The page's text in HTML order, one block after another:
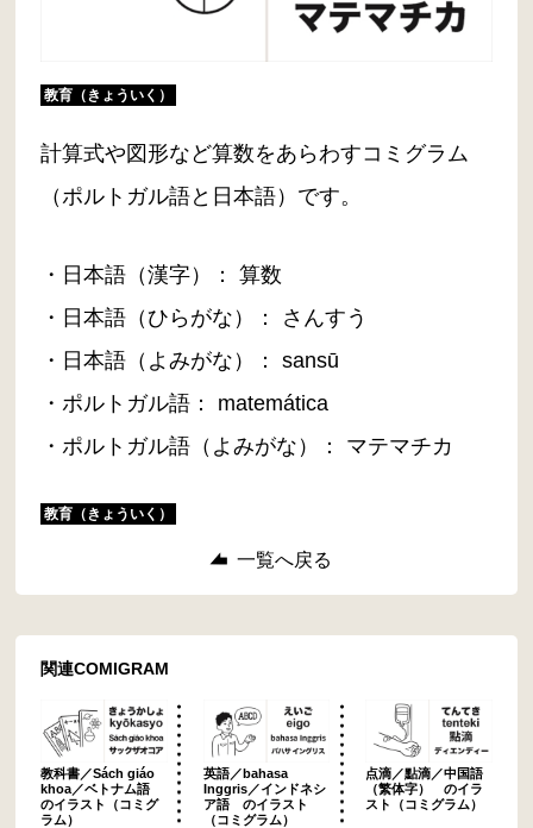
教育（きょういく）
計算式や図形など算数をあらわすコミグラム
（ポルトガル語と日本語）です。
・日本語（漢字）： 算数
・日本語（ひらがな）： さんすう
・日本語（よみがな）： sansū
・ポルトガル語： matemática
・ポルトガル語（よみがな）： マテマチカ
教育（きょういく）
一覧へ戻る
関連COMIGRAM
教科書／Sách giáo
khoa／ベトナム語
のイラスト（コミグ
ラム）
英語／bahasa
Inggris／インドネシ
ア語 のイラスト
（コミグラム）
点滴／點滴／中国語
（繁体字） のイラ
スト（コミグラム）